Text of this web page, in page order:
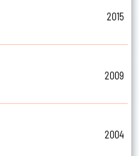
2015
2009
2004